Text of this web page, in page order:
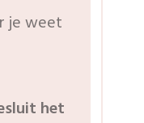
je weet
het